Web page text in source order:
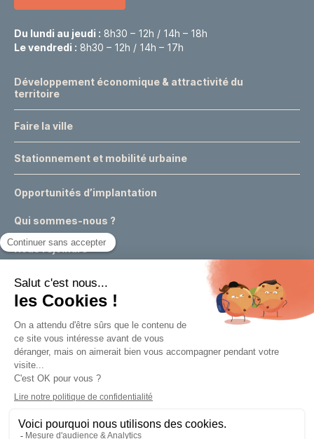
Du lundi au jeudi : 8h30 – 12h / 14h – 18h
Le vendredi : 8h30 – 12h / 14h – 17h
Développement économique & attractivité du
territoire
Faire la ville
Stationnement et mobilité urbaine
Opportunités d’implantation
Qui sommes-nous ?
Nous rejoindre
Actualités
Événements
Expertises & conseils urbains
Appels à projets